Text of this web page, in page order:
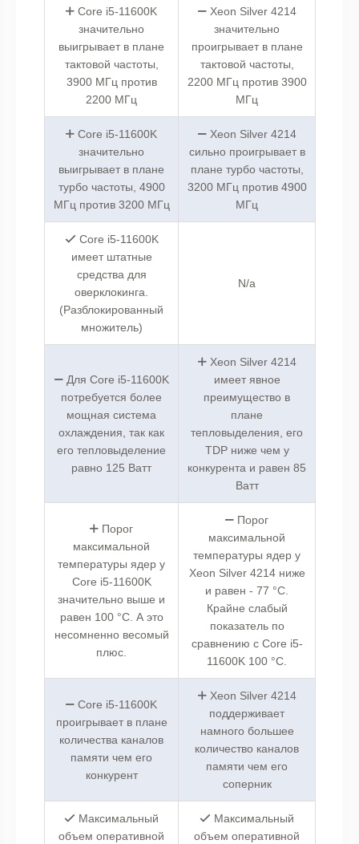
Core i5-11600K
значительно
выигрывает в плане
тактовой частоты,
3900 МГц против
2200 МГц
Xeon Silver 4214
значительно
проигрывает в плане
тактовой частоты,
2200 МГц против 3900
МГц
Core i5-11600K
значительно
выигрывает в плане
турбо частоты, 4900
МГц против 3200 МГц
Xeon Silver 4214
сильно проигрывает в
плане турбо частоты,
3200 МГц против 4900
МГц
Core i5-11600K
имеет штатные
средства для
оверклокинга.
(Разблокированный
множитель)
N/a
Для Core i5-11600K
потребуется более
мощная система
охлаждения, так как
его тепловыделение
равно 125 Ватт
Xeon Silver 4214
имеет явное
преимущество в
плане
тепловыделения, его
TDP ниже чем у
конкурента и равен 85
Ватт
Порог
максимальной
температуры ядер у
Core i5-11600K
значительно выше и
равен 100 °C. А это
несомненно весомый
плюс.
Порог
максимальной
температуры ядер у
Xeon Silver 4214 ниже
и равен - 77 °C.
Крайне слабый
показатель по
сравнению с Core i5-
11600K 100 °C.
Core i5-11600K
проигрывает в плане
количества каналов
памяти чем его
конкурент
Xeon Silver 4214
поддерживает
намного большее
количество каналов
памяти чем его
соперник
Максимальный
объем оперативной
Максимальный
объем оперативной